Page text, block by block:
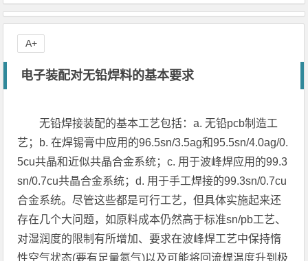
电子装配对无铅焊料的基本要求
无铅焊接装配的基本工艺包括：a. 无铅pcb制造工
艺；b. 在焊锡膏中应用的96.5sn/3.5ag和95.5sn/4.0ag/0.
5cu共晶和近似共晶合金系统；c. 用于波峰焊应用的99.3
sn/0.7cu共晶合金系统；d. 用于手工焊接的99.3sn/0.7cu
合金系统。尽管这些都是可行工艺，但具体实施起来还
存在几个大问题，如原料成本仍然高于标准sn/pb工艺、
对湿润度的限制有所增加、要求在波峰焊工艺中保持惰
性空气状态(要有足量氮气)以及可能将回流焊温度升到极
A+